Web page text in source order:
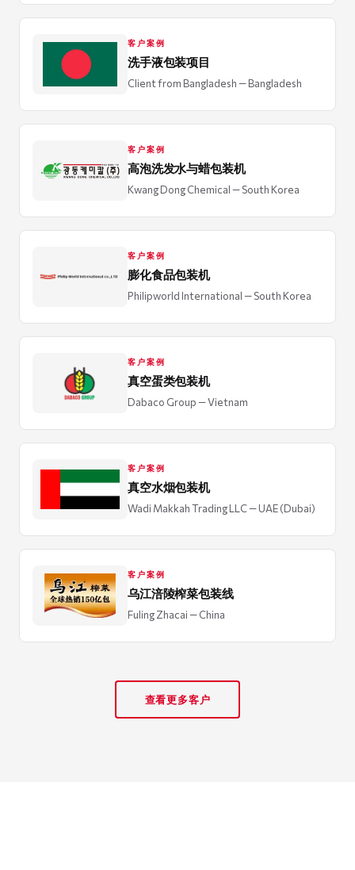
客户案例
洗手液包装项目
Client from Bangladesh— Bangladesh
客户案例
高泡洗发水与蜡包装机
Kwang Dong Chemical— South Korea
客户案例
膨化食品包装机
Philipworld International— South Korea
客户案例
真空蛋类包装机
Dabaco Group— Vietnam
客户案例
真空水烟包装机
Wadi Makkah Trading LLC— UAE (Dubai)
客户案例
乌江涪陵榨菜包装线
Fuling Zhacai— China
查看更多客户